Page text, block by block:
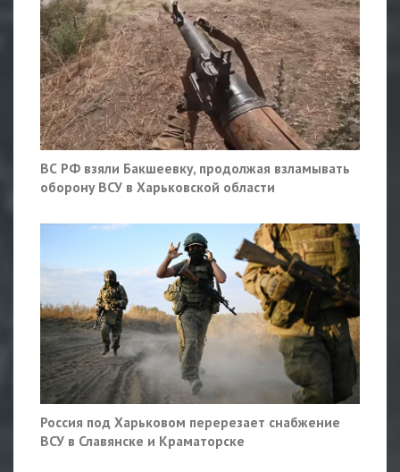
ВС РФ взяли Бакшеевку, продолжая взламывать
оборону ВСУ в Харьковской области
Россия под Харьковом перерезает снабжение
ВСУ в Славянске и Краматорске